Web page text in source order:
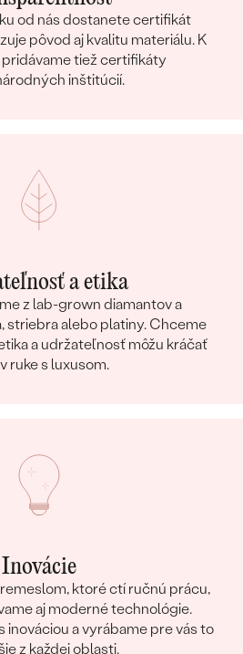
od nás dostanete certifikát
pôvod aj kvalitu materiálu. K
tiež certifikáty
inštitúcií.
a etika
z lab-grown diamantov a
striebra alebo platiny. Chceme
a udržateľnosť môžu kráčať
ruke s luxusom.
Inovácie
ktoré ctí ručnú prácu,
aj moderné technológie.
inováciou a vyrábame pre vás to
z každej oblasti.